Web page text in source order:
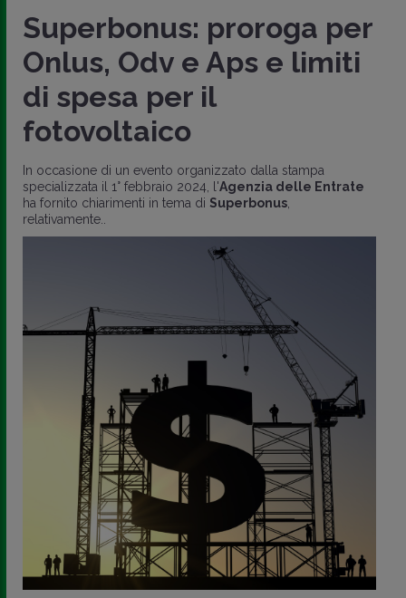
Superbonus: proroga per
Onlus, Odv e Aps e limiti
di spesa per il
fotovoltaico
In occasione di un evento organizzato dalla stampa
specializzata il 1° febbraio 2024, l'Agenzia delle Entrate
ha fornito chiarimenti in tema di Superbonus
relativamente..